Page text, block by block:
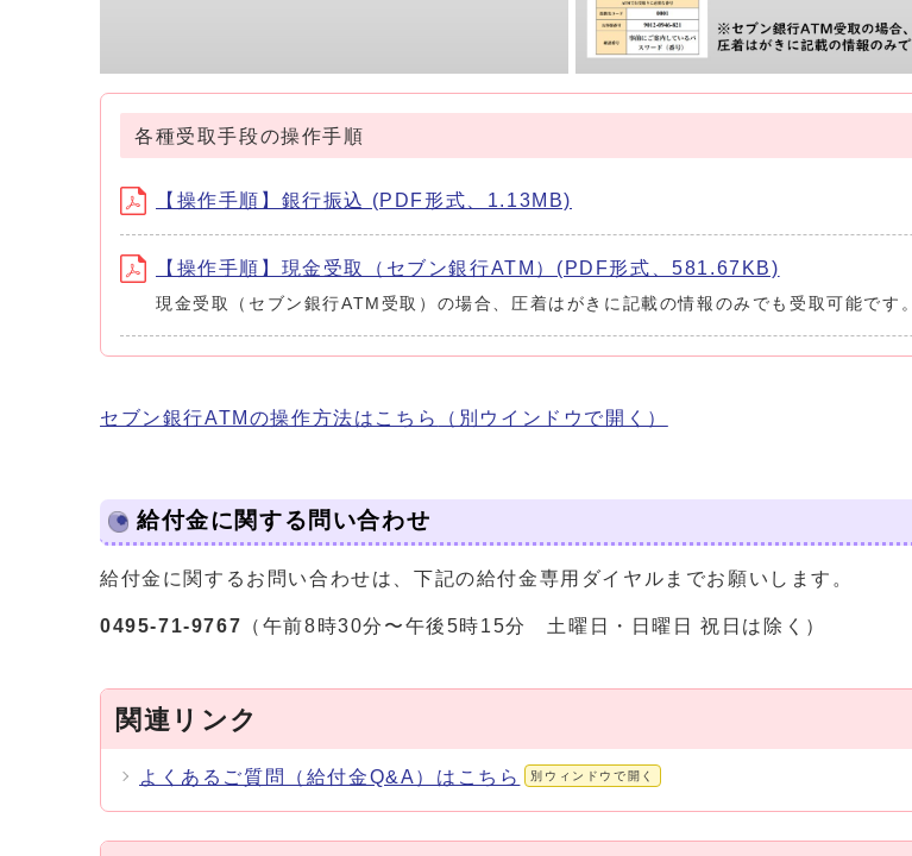
各種受取手段の操作手順
【操作手順】銀行振込 (PDF形式、1.13MB)
【操作手順】現金受取（セブン銀行ATM）(PDF形式、581.67KB)
現金受取（セブン銀行ATM受取）の場合、圧着はがきに記載の情報のみでも受取可能です。
セブン銀行ATMの操作方法はこちら （別ウインドウで開く）
給付金に関する問い合わせ
給付金に関するお問い合わせは、下記の給付金専用ダイヤルまでお願いします。
0495-71-9767 （午前8時30分〜午後5時15分 土曜日・日曜日 祝日は除く）
関連リンク
よくあるご質問（給付金Q&A）はこちら 別ウィンドウで開く